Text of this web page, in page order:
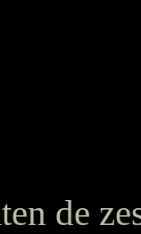
de